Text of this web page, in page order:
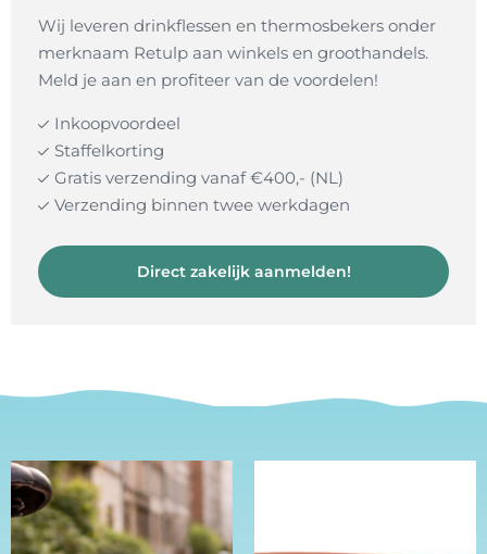
Wij leveren drinkflessen en thermosbekers onder
merknaam Retulp aan winkels en groothandels.
Meld je aan en profiteer van de voordelen!
Inkoopvoordeel
Staffelkorting
Gratis verzending vanaf €400,- (NL)
Verzending binnen twee werkdagen
Direct zakelijk aanmelden!